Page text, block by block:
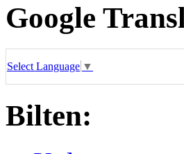
Google
Select Language ▼
Bilten: